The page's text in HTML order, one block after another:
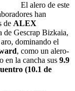
El alero de este
han
de ALEX
de Gescrap Bizkaia,
dominando el
, como un alero-
en la cancha sus 9.9
(10.1 de